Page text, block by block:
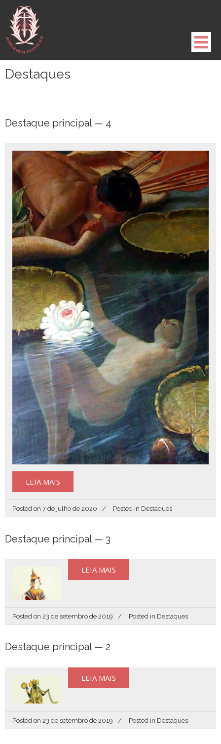
para
conteúdo
Destaques
Destaque principal — 4
LEIA MAIS
Posted on 7 de julho de 2020 Posted in Destaques
Destaque principal — 3
LEIA MAIS
Posted on 23 de setembro de 2019 Posted in Destaques
Destaque principal — 2
LEIA MAIS
Posted on 23 de setembro de 2019 Posted in Destaques